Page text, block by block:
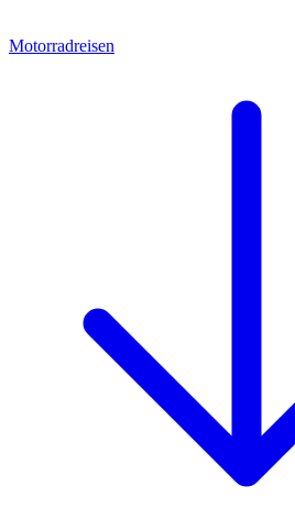
Motorradreisen